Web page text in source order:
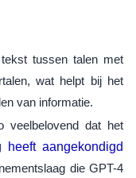
tussen talen met
wat helpt bij het
van informatie.
dat het
heeft aangekondigd
die GPT-4